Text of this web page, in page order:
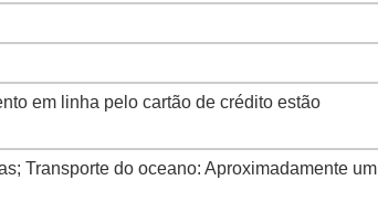
em linha pelo cartão de crédito estão
Transporte do oceano: Aproximadamente um